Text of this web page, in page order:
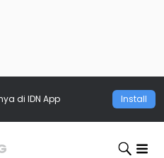
di IDN App Install